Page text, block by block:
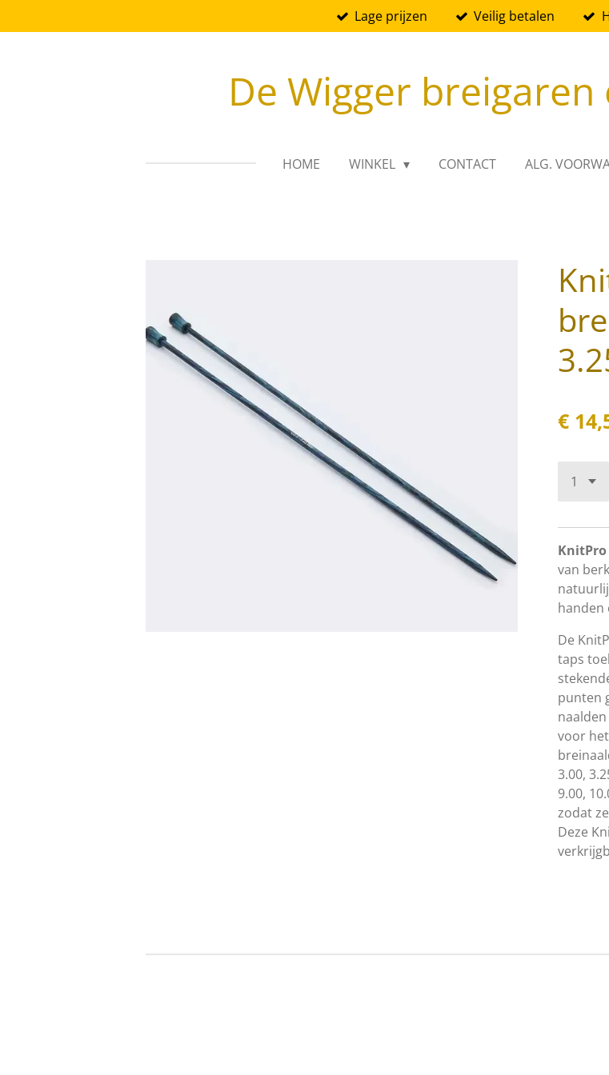
direct
Lage prijzen Veilig betalen
De Wigger
HOME WINKEL CONTACT ALG.
€
van
handen
De
taps
punten
voor
3.00,
9.00,
zodat
Deze